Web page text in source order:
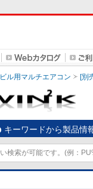
ビル用マルチエアコン [別
キーワードから製品情